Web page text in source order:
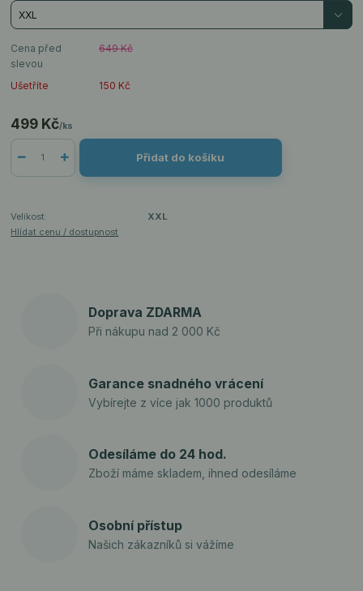
Cena před
slevou
649 Kč
Ušetříte 150 Kč
499 Kč/ks
Přidat do košíku
Velikost:
XXL
Hlídat cenu / dostupnost
Doprava ZDARMA
Při nákupu nad 2 000 Kč
Garance snadného vrácení
Vybírejte z více jak 1000 produktů
Odesíláme do 24 hod.
Zboží máme skladem, ihned odesíláme
Osobní přístup
Našich zákazníků si vážíme